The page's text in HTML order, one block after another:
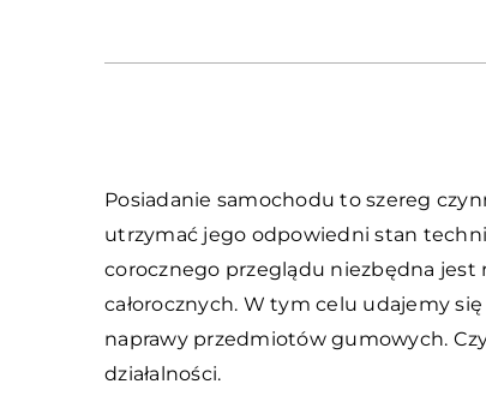
Posiadanie samochodu to szereg
utrzymać jego odpowiedni stan
corocznego przeglądu niezbędna
całorocznych. W tym celu udajemy
naprawy przedmiotów gumowych.
działalności.